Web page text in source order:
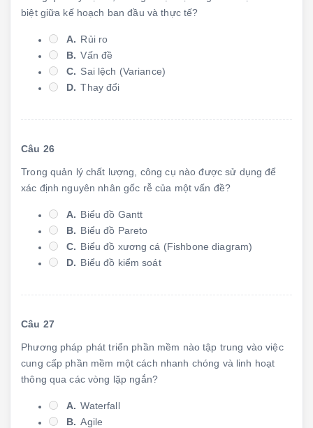
biệt giữa kế hoạch ban đầu và thực tế?
A. Rủi ro
B. Vấn đề
C. Sai lệch (Variance)
D. Thay đổi
Câu 26
Trong quản lý chất lượng, công cụ nào được sử dụng để
xác định nguyên nhân gốc rễ của một vấn đề?
A. Biểu đồ Gantt
B. Biểu đồ Pareto
C. Biểu đồ xương cá (Fishbone diagram)
D. Biểu đồ kiểm soát
Câu 27
Phương pháp phát triển phần mềm nào tập trung vào việc
cung cấp phần mềm một cách nhanh chóng và linh hoạt
thông qua các vòng lặp ngắn?
A. Waterfall
B. Agile